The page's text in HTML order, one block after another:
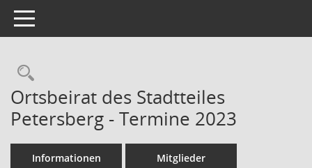
Toggle navigation
Rechercheauswahl
Ortsbeirat des Stadtteiles
Petersberg - Termine 2023
Informationen Mitglieder